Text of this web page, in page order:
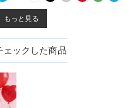
もっと見る
ェックした商品